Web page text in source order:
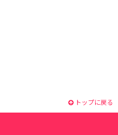
トップに戻る